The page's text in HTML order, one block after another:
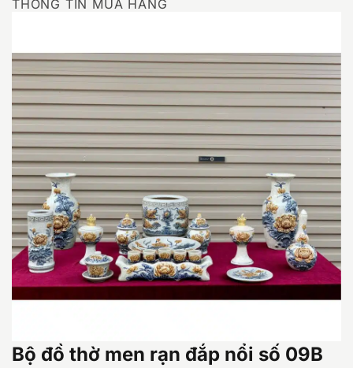
THÔNG TIN MUA HÀNG
Bộ đồ thờ men rạn đắp nổi số 09B